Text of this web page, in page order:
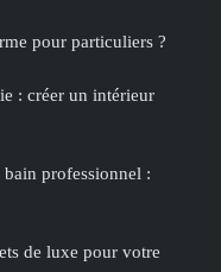
pour particuliers ?
: créer un intérieur
professionnel :
de luxe pour votre